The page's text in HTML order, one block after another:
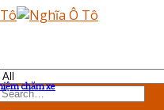
chăm xe